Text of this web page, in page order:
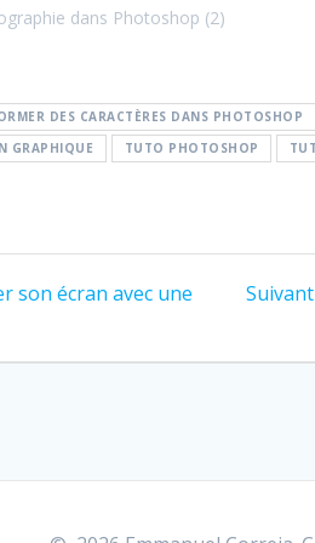
dans Photoshop (2)
DES CARACTÈRES DANS PHOTOSHOP
GRAPHIQUE TUTO PHOTOSHOP
son écran avec une
Suivant